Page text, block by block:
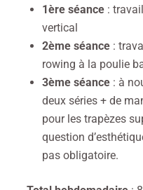
1ère séance :
vertical
2ème séance :
rowing à la poulie
3ème séance : à
deux séries + de
pour les trapèzes
question
pas obligatoire.